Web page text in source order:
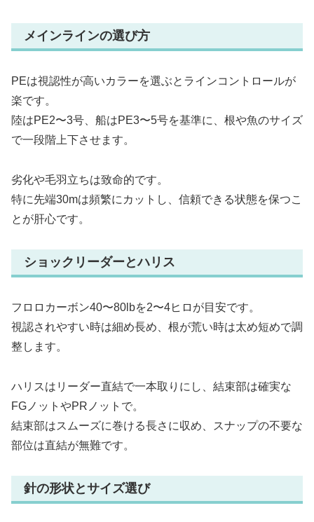
メインラインの選び方
PEは視認性が高いカラーを選ぶとラインコントロールが
楽です。
陸はPE2〜3号、船はPE3〜5号を基準に、根や魚のサイズ
で一段階上下させます。
劣化や毛羽立ちは致命的です。
特に先端30mは頻繁にカットし、信頼できる状態を保つこ
とが肝心です。
ショックリーダーとハリス
フロロカーボン40〜80lbを2〜4ヒロが目安です。
視認されやすい時は細め長め、根が荒い時は太め短めで調
整します。
ハリスはリーダー直結で一本取りにし、結束部は確実な
FGノットやPRノットで。
結束部はスムーズに巻ける長さに収め、スナップの不要な
部位は直結が無難です。
針の形状とサイズ選び